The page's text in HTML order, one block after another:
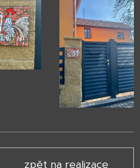
zpět na realizace